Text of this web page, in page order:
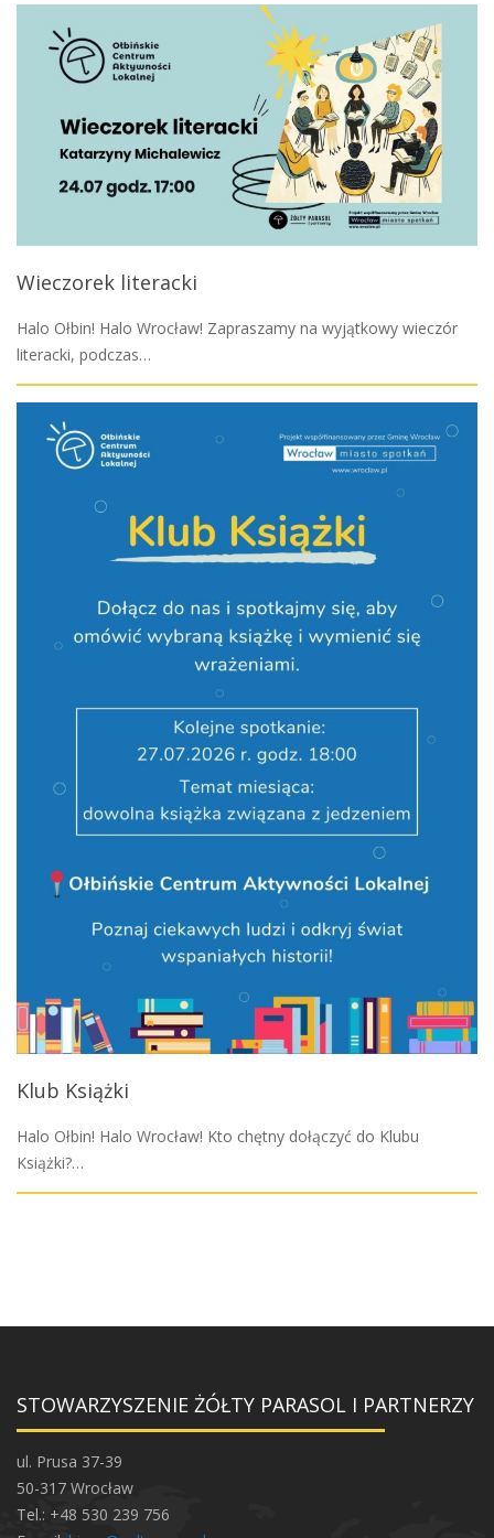
Wieczorek literacki
Halo Ołbin! Halo Wrocław! Zapraszamy na wyjątkowy wieczór
literacki, podczas…
Klub Książki
Halo Ołbin! Halo Wrocław! Kto chętny dołączyć do Klubu
Książki?…
STOWARZYSZENIE ŻÓŁTY PARASOL I PARTNERZY
ul. Prusa 37-39
50-317 Wrocław
Tel.: +48 530 239 756